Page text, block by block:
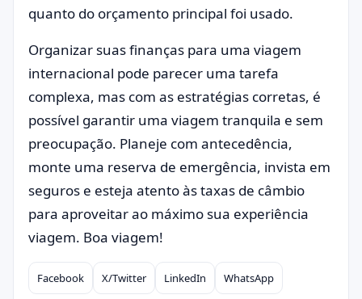
quanto do orçamento principal foi usado.
Organizar suas finanças para uma viagem
internacional pode parecer uma tarefa
complexa, mas com as estratégias corretas, é
possível garantir uma viagem tranquila e sem
preocupação. Planeje com antecedência,
monte uma reserva de emergência, invista em
seguros e esteja atento às taxas de câmbio
para aproveitar ao máximo sua experiência
viagem. Boa viagem!
Compartilhar
Facebook X/Twitter LinkedIn WhatsApp